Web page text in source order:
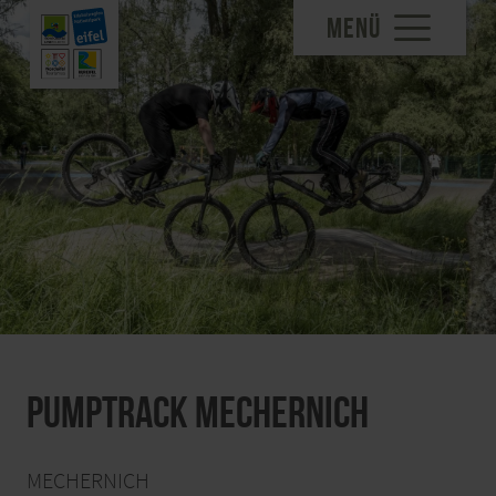
MENÜ
Pumptrack Mechernich
MECHERNICH